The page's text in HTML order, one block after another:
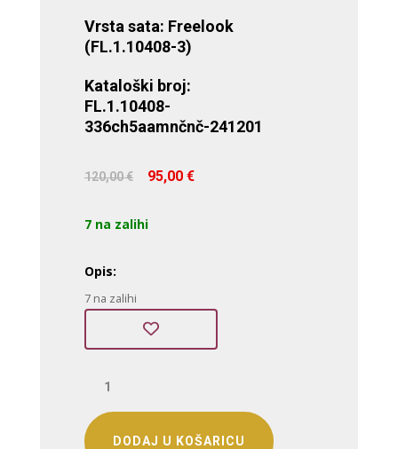
Vrsta sata: Freelook
(FL.1.10408-3)
Kataloški broj:
FL.1.10408-
336ch5aamnčnč-241201
120,00€ Izvorna
cijena
bila
je:
95,00 €
7 na zalihi
Opis:
7 na zalihi
(FL.1.10408-
količinaDODAJ U KOŠARICU